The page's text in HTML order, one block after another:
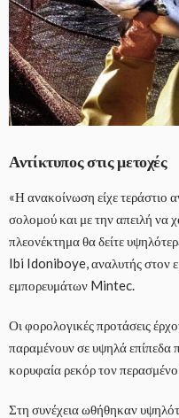
Αντίκτυπος στις μετοχές
«Η ανακοίνωση είχε τεράστιο
σολομού και με την απειλή να
πλεονέκτημα θα δείτε
Ibi Idoniboye, αναλυτής στον
εμπορευμάτων Mintec.
Οι φορολογικές προτάσεις
παραμένουν σε υψηλά επίπεδα
κορυφαία ρεκόρ τον
Στη συνέχεια ωθήθηκαν